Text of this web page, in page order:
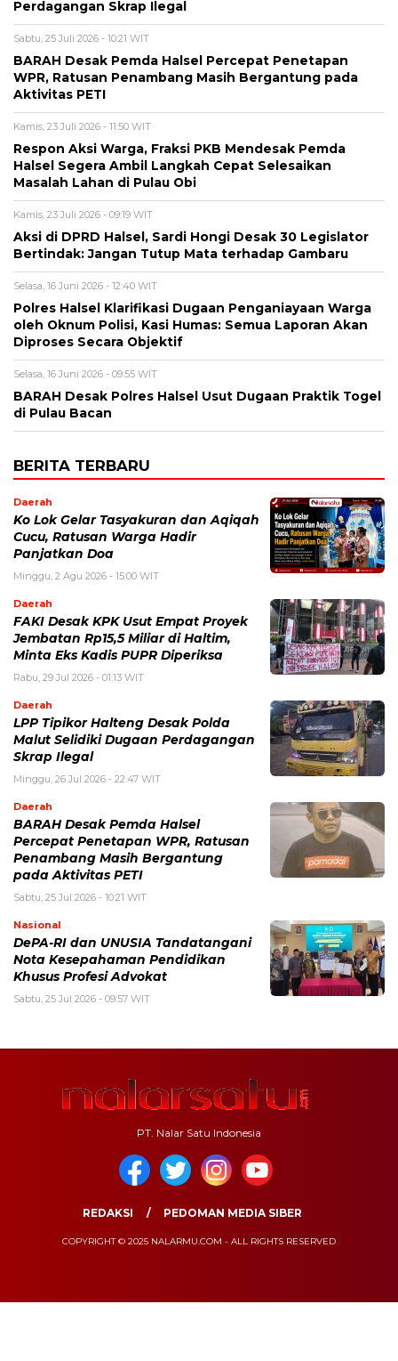
Perdagangan Skrap Ilegal
Sabtu, 25 Juli 2026 - 10:21 WIT
BARAH Desak Pemda Halsel Percepat Penetapan
WPR, Ratusan Penambang Masih Bergantung pada
Aktivitas PETI
Kamis, 23 Juli 2026 - 11:50 WIT
Respon Aksi Warga, Fraksi PKB Mendesak Pemda
Halsel Segera Ambil Langkah Cepat Selesaikan
Masalah Lahan di Pulau Obi
Kamis, 23 Juli 2026 - 09:19 WIT
Aksi di DPRD Halsel, Sardi Hongi Desak 30 Legislator
Bertindak: Jangan Tutup Mata terhadap Gambaru
Selasa, 16 Juni 2026 - 12:40 WIT
Polres Halsel Klarifikasi Dugaan Penganiayaan Warga
oleh Oknum Polisi, Kasi Humas: Semua Laporan Akan
Diproses Secara Objektif
Selasa, 16 Juni 2026 - 09:55 WIT
BARAH Desak Polres Halsel Usut Dugaan Praktik Togel
di Pulau Bacan
BERITA TERBARU
Daerah
Ko Lok Gelar Tasyakuran dan Aqiqah
Cucu, Ratusan Warga Hadir
Panjatkan Doa
Minggu, 2 Agu 2026 - 15:00 WIT
Daerah
FAKI Desak KPK Usut Empat Proyek
Jembatan Rp15,5 Miliar di Haltim,
Minta Eks Kadis PUPR Diperiksa
Rabu, 29 Jul 2026 - 01:13 WIT
Daerah
LPP Tipikor Halteng Desak Polda
Malut Selidiki Dugaan Perdagangan
Skrap Ilegal
Minggu, 26 Jul 2026 - 22:47 WIT
Daerah
BARAH Desak Pemda Halsel
Percepat Penetapan WPR, Ratusan
Penambang Masih Bergantung
pada Aktivitas PETI
Sabtu, 25 Jul 2026 - 10:21 WIT
Nasional
DePA-RI dan UNUSIA Tandatangani
Nota Kesepahaman Pendidikan
Khusus Profesi Advokat
Sabtu, 25 Jul 2026 - 09:57 WIT
PT. Nalar Satu Indonesia
REDAKSI PEDOMAN MEDIA SIBER
COPYRIGHT © 2025 NALARMU.COM - ALL RIGHTS RESERVED